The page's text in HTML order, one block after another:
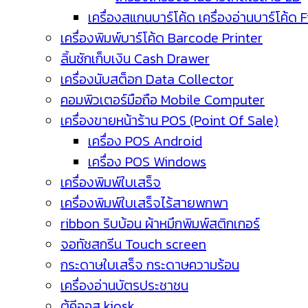
เครื่องสแกนบาร์โค้ด เครื่องอ่านบาร์โค้ด
เครื่องพิมพ์บาร์โค้ด Barcode Printer
ลิ้นชักเก็บเงิน Cash Drawer
เครื่องนับสต็อก Data Collector
คอมพิวเตอร์มือถือ Mobile Computer
เครื่องขายหน้าร้าน POS (Point Of Sale)
เครื่อง POS Android
เครื่อง POS Windows
เครื่องพิมพ์ใบเสร็จ
เครื่องพิมพ์ใบเสร็จไร้สายพกพา
ribbon ริบบ้อน ผ้าหมึกพิมพ์สติกเกอร์
จอทัชสกรีน Touch screen
กระดาษใบเสร็จ กระดาษความร้อน
เครื่องอ่านบัตรประชาชน